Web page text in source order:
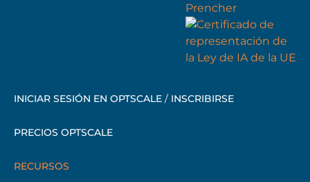
INICIAR SESIÓN EN OPTSCALE / INSCRIBIRSE
PRECIOS OPTSCALE
RECURSOS